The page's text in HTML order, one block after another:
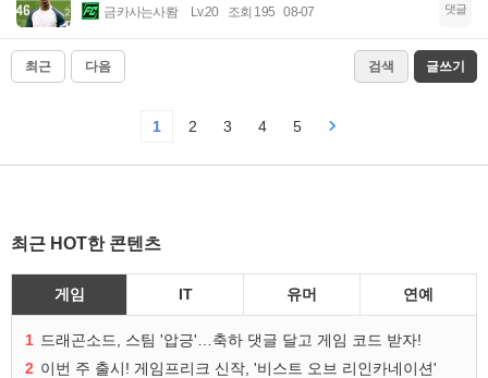
금카사는사뢈 Lv.20 조회 195 08-07 댓글
최근 다음 검색 글쓰기
1 2 3 4 5
최근 HOT한 콘텐츠
게임 IT 유머 연예
1 드래곤소드, 스팀 '압긍'…축하 댓글 달고 게임 코드 받자!
2 이번 주 출시! 게임프리크 신작, '비스트 오브 리인카네이션'